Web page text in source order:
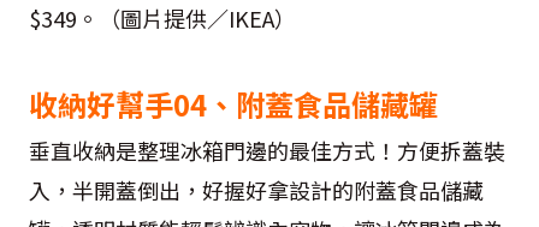
$349。（圖片提供／IKEA）
收納好幫手04、附蓋食品儲藏罐
垂直收納是整理冰箱門邊的最佳方式！方便拆蓋裝
入，半開蓋倒出，好握好拿設計的附蓋食品儲藏